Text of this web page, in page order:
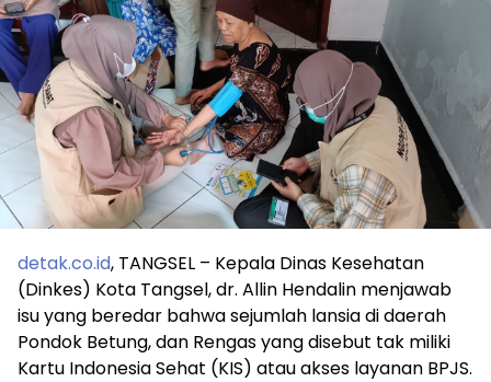
detak.co.id, TANGSEL – Kepala Dinas Kesehatan
(Dinkes) Kota Tangsel, dr. Allin Hendalin menjawab
isu yang beredar bahwa sejumlah lansia di daerah
Pondok Betung, dan Rengas yang disebut tak miliki
Kartu Indonesia Sehat (KIS) atau akses layanan BPJS.